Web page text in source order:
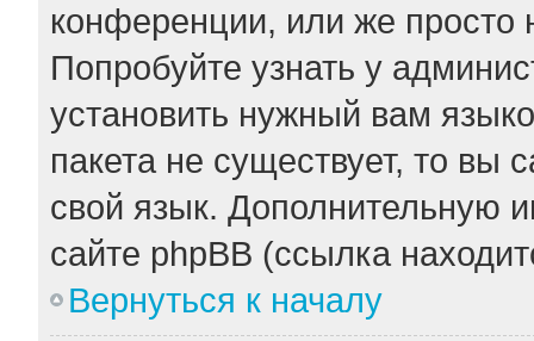
конференции, или же просто
Попробуйте узнать у
установить нужный вам
пакета не существует, то вы
свой язык. Дополнительную
сайте phpBB (ссылка
Вернуться к началу